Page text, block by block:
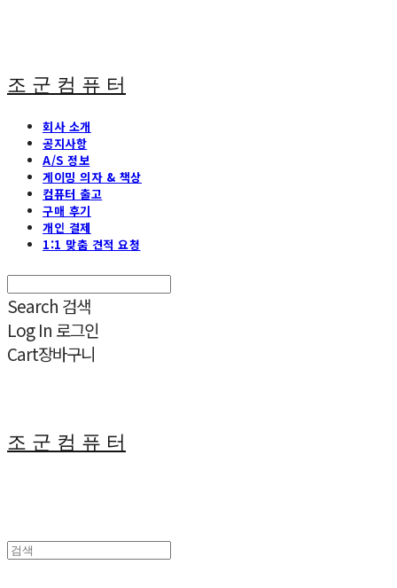
조 군 컴 퓨 터
회사 소개
공지사항
A/S 정보
게이밍 의자 & 책상
컴퓨터 출고
구매 후기
개인 결제
1:1 맞춤 견적 요청
Search 검색
Log In 로그인
Cart장바구니
조 군 컴 퓨 터